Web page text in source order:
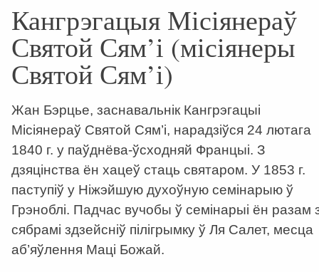
Кангрэгацыя Місіянераў
Святой Сям’і (місіянеры
Святой Сям’і)
Жан Бэрцье, заснавальнік Кангрэгацыі
Місіянераў Святой Сям’і, нарадзіўся 24 лютага
1840 г. у паўднёва-ўсходняй Францыі. З
дзяцінства ён хацеў стаць святаром. У 1853 г.
паступіў у Ніжэйшую духоўную семінарыю ў
Грэноблі. Падчас вучобы ў семінарыі ён разам
сябрамі здзейсніў пілігрымку ў Ля Салет, месца
аб’яўлення Маці Божай.